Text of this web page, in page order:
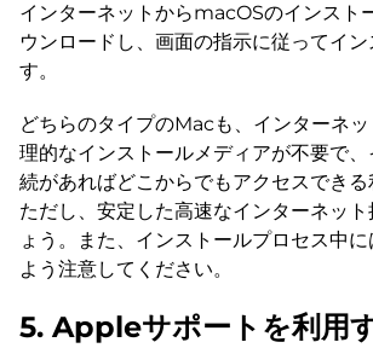
インターネットからmacOSのインスト
ウンロードし、画面の指示に従ってイン
す。
どちらのタイプのMacも、インターネ
理的なインストールメディアが不要で
続があればどこからでもアクセスできる
ただし、安定した高速なインターネッ
ょう。また、インストールプロセス中
よう注意してください。
5. Appleサポートを利用